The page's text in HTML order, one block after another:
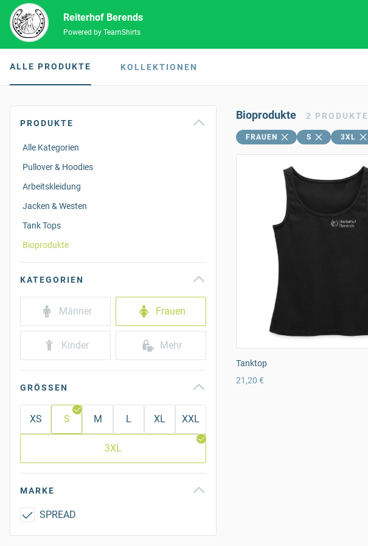
Reiterhof Berends
Powered by TeamShirts
ALLE PRODUKTE KOLLEKTIONEN
PRODUKTE
Alle Kategorien
Pullover & Hoodies
Arbeitskleidung
Jacken & Westen
Tank Tops
Bioprodukte
KATEGORIEN
Männer Frauen
Kinder Mehr
GRÖSSEN
XS S M L XL XXL
3XL
MARKE
SPREAD
Bioprodukte 2 PRODUKTE
FRAUEN S 3XL
Tanktop
21,20 €